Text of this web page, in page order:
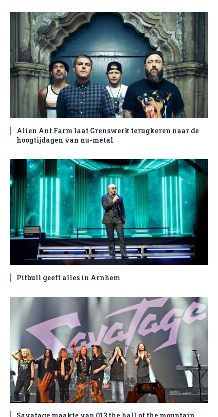
Alien Ant Farm laat Grenswerk terugkeren naar de
hoogtijdagen van nu-metal
Pitbull geeft alles in Arnhem
Savatage maakte van 013 the hall of the mountain